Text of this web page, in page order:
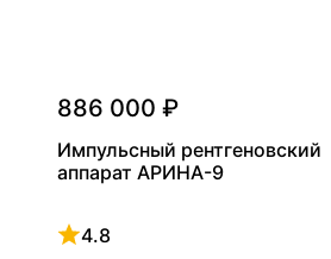
886 000 ₽
Импульсный рентгеновский
аппарат АРИНА-9
4.8
Рейтинг 4.8 из 5